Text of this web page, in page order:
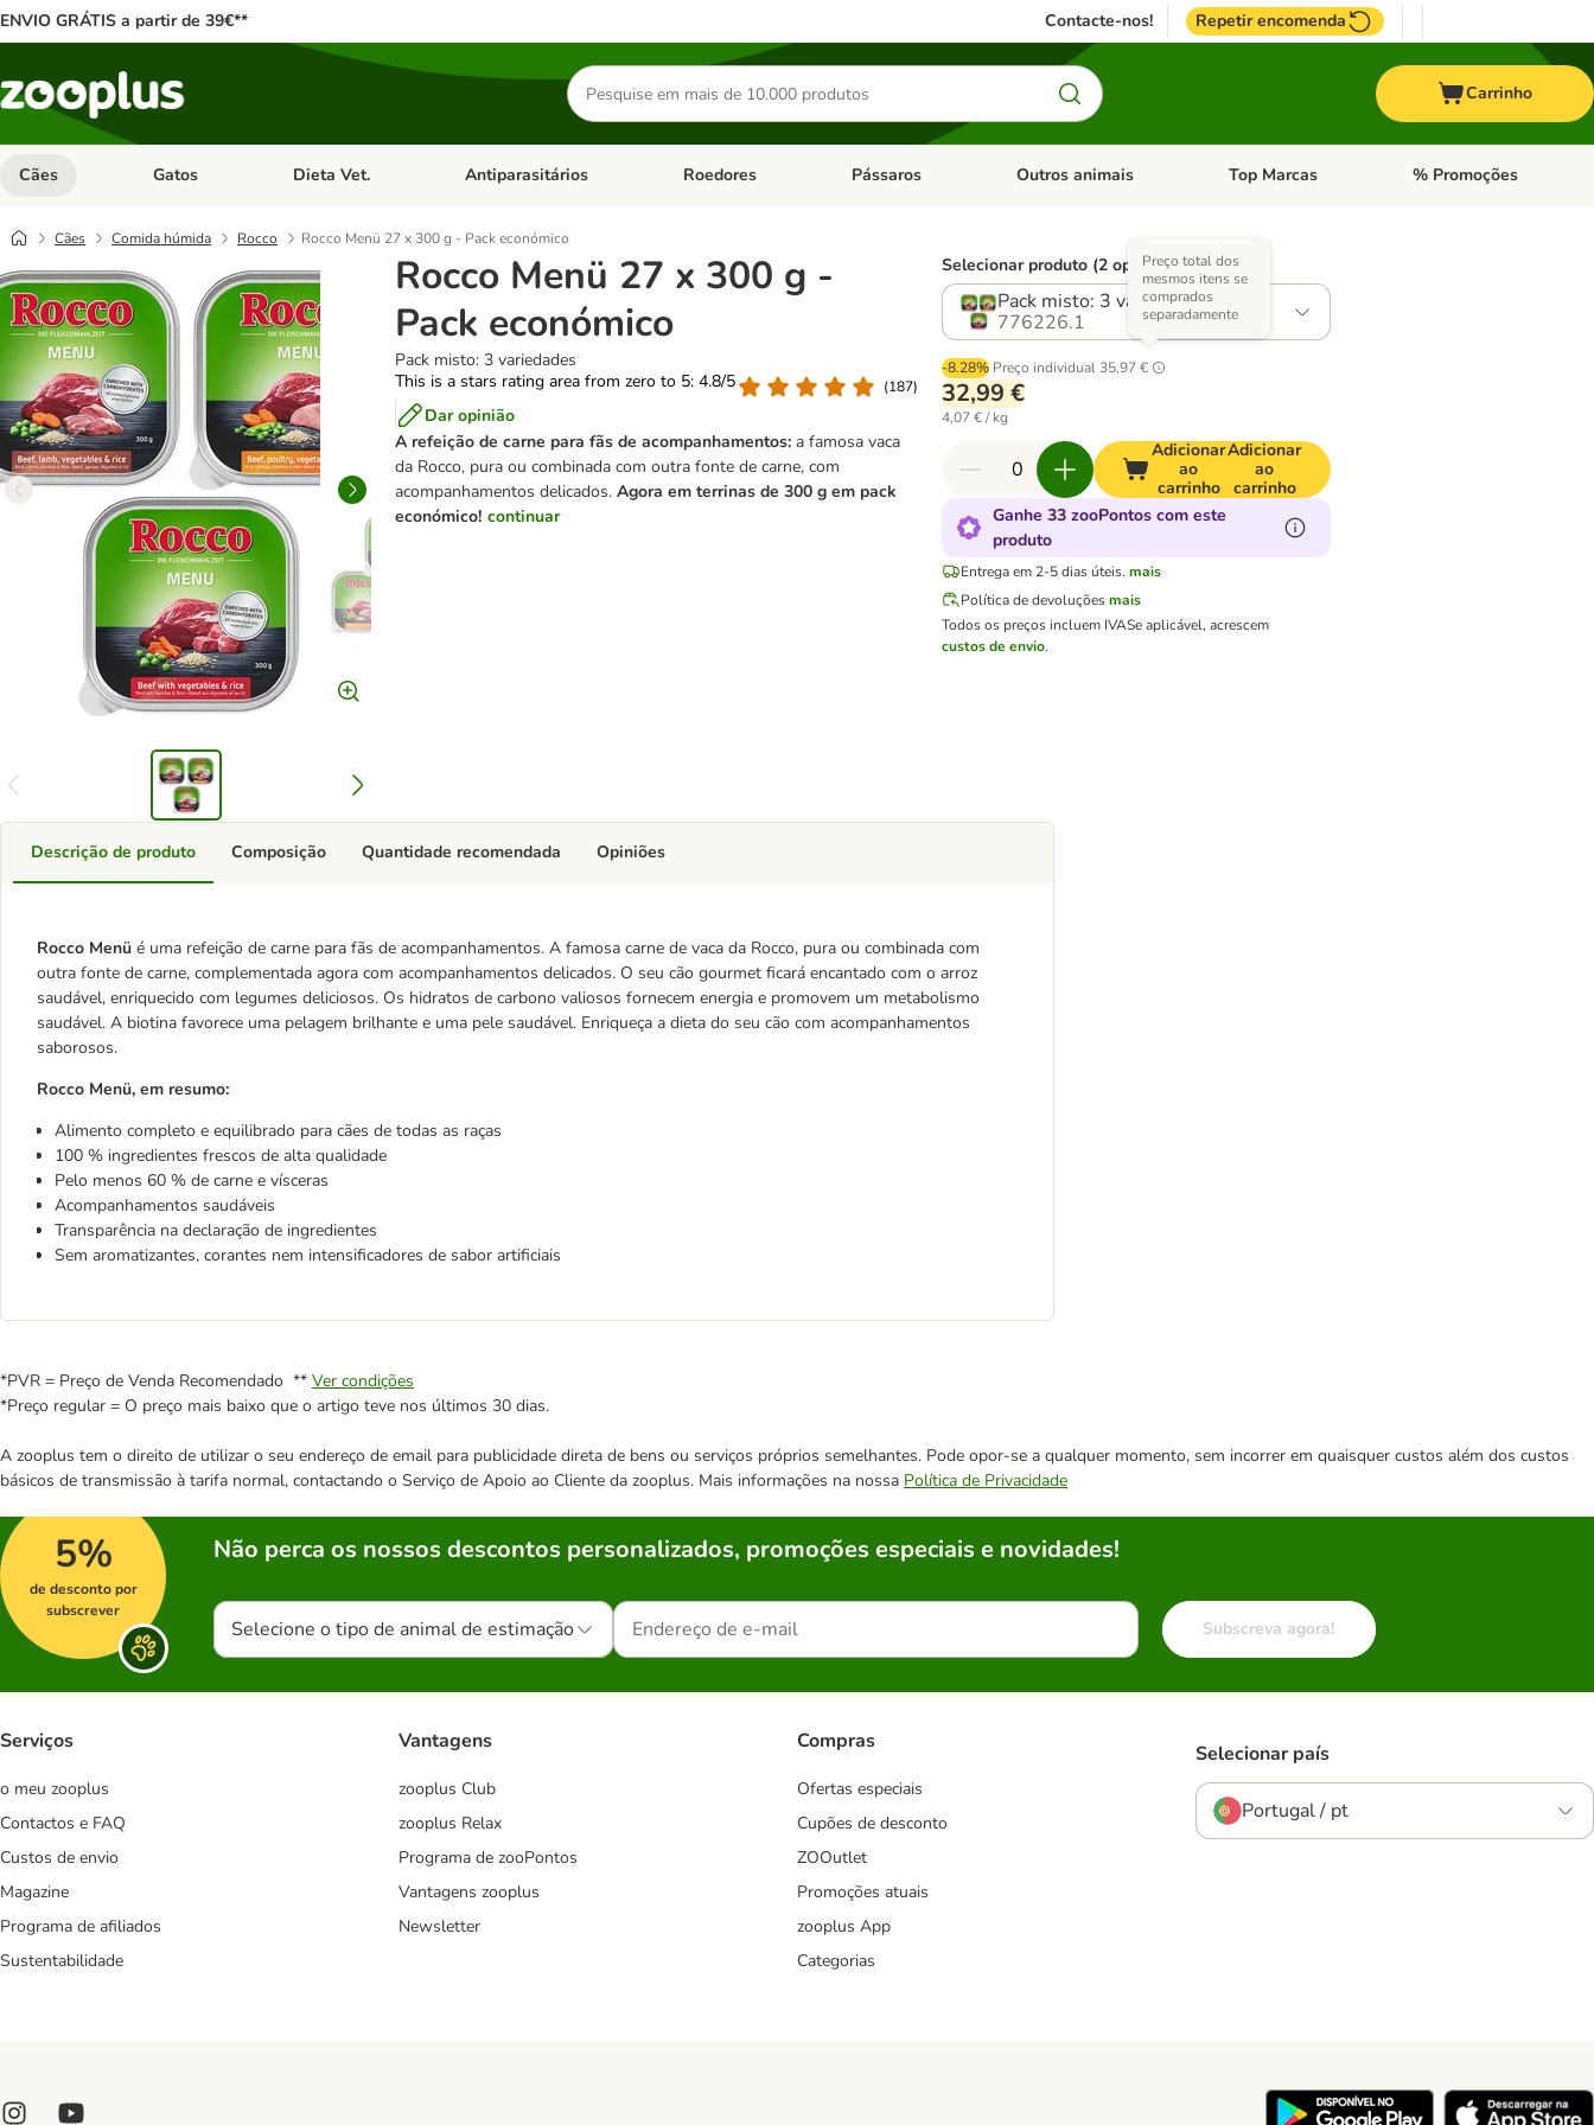
ENVIO GRÁTIS a partir de 39€** Contacte-nos! Repetir encomenda
Pesquisar
produtos
Carrinho
Cães Abrir menu de categoria: Cães
Gatos Abrir menu de categoria: Gatos
Dieta Vet. Abrir menu de categoria: Dieta Vet.
Antiparasitários Abrir menu de categoria: Antiparasitários
Roedores Abrir menu de categoria: Roedores
Pássaros Abrir menu de categoria: Pássaros
Outros animais Abrir menu de categoria: Outros animais
Top Marcas Abrir menu de categoria:
% Promoções
Cães Comida húmida Rocco Rocco Menü 27 x 300 g - Pack económico
Rocco Menü 27 x 300 g -
Pack económico
Pack misto: 3 variedades
This is a stars rating area from zero to 5: 4.8/5
(187)
Dar opinião
A refeição de carne para fãs de acompanhamentos: a famosa vaca
da Rocco, pura ou combinada com outra fonte de carne, com
acompanhamentos delicados. Agora em terrinas de 300 g em pack
económico! continuar
Selecionar produto (2 opções)
Pack misto: 3 variedades
776226.1
-8.28% Preço individual 35,97 €
Preço total dos
mesmos itens se
comprados
separadamente
32,99 €
4,07 € / kg
Adicionar
ao
carrinho
Adicionar
ao
carrinho
Ganhe 33 zooPontos com este
produto
Entrega em 2-5 dias úteis. mais
Política de devoluçõesmais
Todos os preços incluem IVASe aplicável, acrescem
custos de envio.
Descrição de produto
Rocco Menü é uma refeição de carne para fãs de acompanhamentos. A famosa carne de vaca da Rocco, pura ou combinada com
outra fonte de carne, complementada agora com acompanhamentos delicados. O seu cão gourmet ficará encantado com o arroz
saudável, enriquecido com legumes deliciosos. Os hidratos de carbono valiosos fornecem energia e promovem um metabolismo
saudável. A biotina favorece uma pelagem brilhante e uma pele saudável. Enriqueça a dieta do seu cão com acompanhamentos
saborosos.
Rocco Menü, em resumo:
Alimento completo e equilibrado para cães de todas as raças
100 % ingredientes frescos de alta qualidade
Pelo menos 60 % de carne e vísceras
Acompanhamentos saudáveis
Transparência na declaração de ingredientes
Sem aromatizantes, corantes nem intensificadores de sabor artificiais
Composição Quantidade recomendada Opiniões
*PVR = Preço de Venda Recomendado ** Ver condições
*Preço regular = O preço mais baixo que o artigo teve nos últimos 30 dias.
A zooplus tem o direito de utilizar o seu endereço de email para publicidade direta de bens ou serviços próprios semelhantes. Pode opor-se a qualquer momento, sem incorrer em quaisquer custos além dos custos
básicos de transmissão à tarifa normal, contactando o Serviço de Apoio ao Cliente da zooplus. Mais informações na nossa Política de Privacidade
5%
de desconto por
subscrever
Não perca os nossos descontos personalizados, promoções especiais e novidades!
Selecione o tipo de animal de estimação Subscreva agora!
Serviços
o meu zooplus
Contactos e FAQ
Custos de envio
Magazine
Programa de afiliados
Sustentabilidade
Vantagens
zooplus Club
zooplus Relax
Programa de zooPontos
Vantagens zooplus
Newsletter
Compras
Ofertas especiais
Cupões de desconto
ZOOutlet
Promoções atuais
zooplus App
Categorias
Selecionar país
Portugal / pt